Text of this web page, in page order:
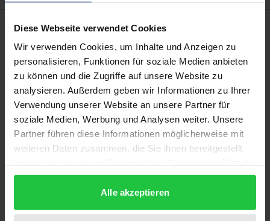
Diese Webseite verwendet Cookies
Wir verwenden Cookies, um Inhalte und Anzeigen zu
personalisieren, Funktionen für soziale Medien anbieten
zu können und die Zugriffe auf unsere Website zu
analysieren. Außerdem geben wir Informationen zu Ihrer
Verwendung unserer Website an unsere Partner für
soziale Medien, Werbung und Analysen weiter. Unsere
Partner führen diese Informationen möglicherweise mit
weiteren Daten zusammen, die Sie ihnen bereitgestellt
gesammelt haben.
Alle akzeptieren
Description
Das Social-Impact-Modell hat sich als Analyse-,
Planungs-, Steuerungs- und Evaluationsinstrument
im Bereich der Wohlfahrtsleistungen und sozialer
Dienstleistungen zur Linderung oder Lösung
sozialer und gesellschaftlicher Probleme schon nach
kurzer Zeit durchgesetzt.
theoriegestützte Tools, Methoden und Instrumente
zur Entwicklung, Planung, Steuerung und Kontrolle
sozialer Hilfen bereit. Es schließt somit die Lücke